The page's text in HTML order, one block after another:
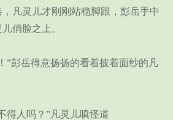
凡灵儿才刚刚站稳脚跟，彭岳手中
俏脸之上。
岳得意扬扬的看着披着面纱的凡
人吗？”凡灵儿嗔怪道